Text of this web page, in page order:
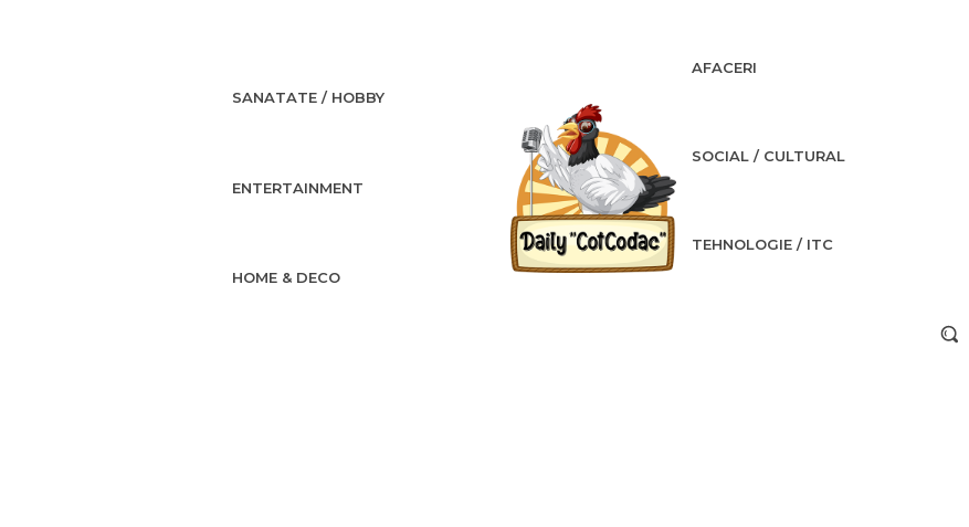
SANATATE / HOBBY
ENTERTAINMENT
HOME & DECO
AFACERI
SOCIAL / CULTURAL
TEHNOLOGIE / ITC